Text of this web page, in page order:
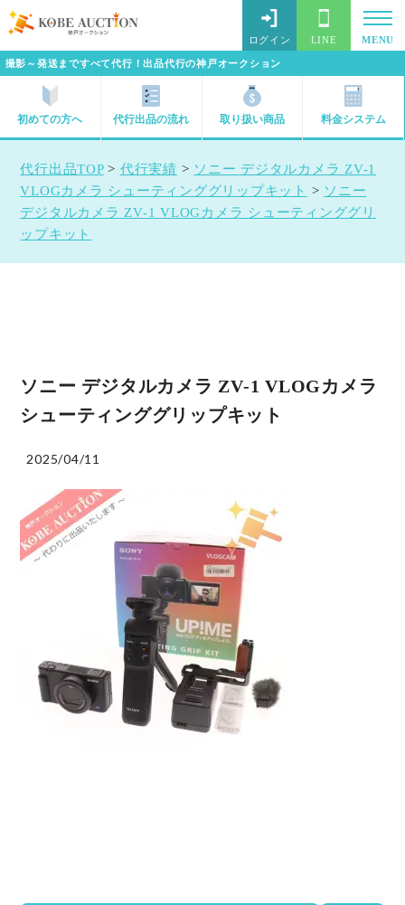
撮影～発送まですべて代行！出品代行の神戸オークション
ログイン LINE MENU
初めての方へ 代行出品の流れ 取り扱い商品 料金システム
代行出品TOP> 代行実績 > ソニー デジタルカメラ ZV-1
VLOGカメラ シューティンググリップキット > ソニー
デジタルカメラ ZV-1 VLOGカメラ シューティンググリ
ップキット
ソニー デジタルカメラ ZV-1 VLOGカメラ
シューティンググリップキット
2025/04/11